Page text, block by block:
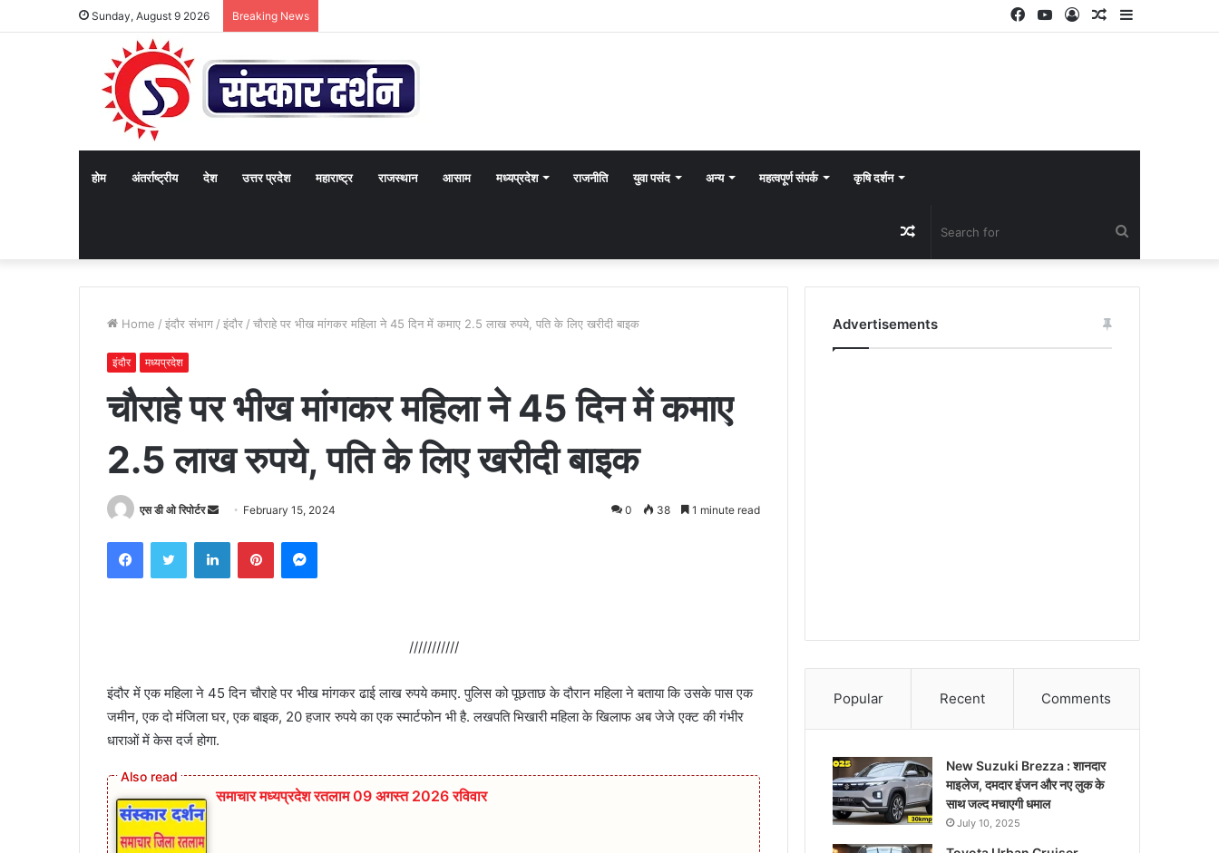
Sunday, August 9 2026 Breaking News Sidebar
Random
Log
YouTube
Facebook
होम अंतर्राष्ट्रीय देश उत्तर प्रदेश महाराष्ट्र राजस्थान आसाम मध्यप्रदेश राजनीति युवा पसंद अन्य महत्वपूर्ण संपर्क कृषि दर्शन
for
Random
Article
Home / इंदौर संभाग / इंदौर / चौराहे पर भीख मांगकर महिला ने 45 दिन में कमाए 2.5 लाख रुपये, पति के लिए खरीदी बाइक
इंदौर मध्यप्रदेश
चौराहे पर भीख मांगकर महिला ने 45 दिन में कमाए
2.5 लाख रुपये, पति के लिए खरीदी बाइक
एस डी ओ रिपोर्टर
Send February 15, 2024 0 38 1 minute read
FacebookTwitter LinkedInPinterestMessenger
///////////
इंदौर में एक महिला ने 45 दिन चौराहे पर भीख मांगकर ढाई लाख रुपये कमाए. पुलिस को पूछताछ के दौरान महिला ने बताया कि उसके पास एक
जमीन, एक दो मंजिला घर, एक बाइक, 20 हजार रुपये का एक स्मार्टफोन भी है. लखपति भिखारी महिला के खिलाफ अब जेजे एक्ट की गंभीर
धाराओं में केस दर्ज होगा.
समाचार मध्यप्रदेश रतलाम 09 अगस्त 2026 रविवार
Advertisements
Popular Recent Comments
New Suzuki Brezza : शानदार
माइलेज, दमदार इंजन और नए लुक के
साथ जल्द मचाएगी धमाल
July 10, 2025